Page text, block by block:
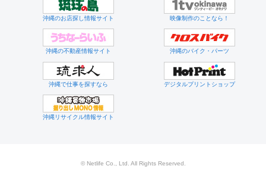
沖縄のお店探し情報サイト 映像制作のことなら！
沖縄の不動産情報サイト 沖縄のバイク・パーツ
沖縄で仕事を探すなら デジタルプリントショップ
沖縄リサイクル情報サイト
© Netlife Co., Ltd. All Rights Reserved.